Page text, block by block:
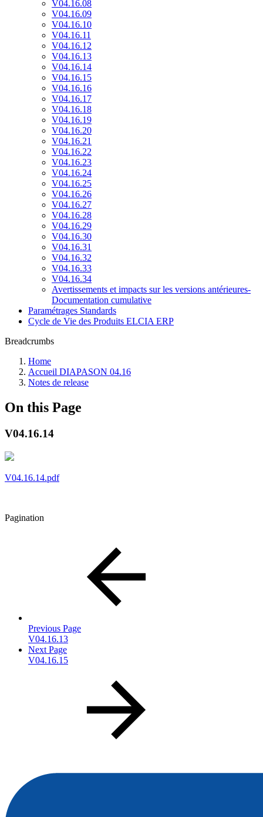
V04.16.08
V04.16.09
V04.16.10
V04.16.11
V04.16.12
V04.16.13
V04.16.14
V04.16.15
V04.16.16
V04.16.17
V04.16.18
V04.16.19
V04.16.20
V04.16.21
V04.16.22
V04.16.23
V04.16.24
V04.16.25
V04.16.26
V04.16.27
V04.16.28
V04.16.29
V04.16.30
V04.16.31
V04.16.32
V04.16.33
V04.16.34
Avertissements et impacts sur les versions antérieures-
Documentation cumulative
Paramétrages Standards
Cycle de Vie des Produits ELCIA ERP
Breadcrumbs
Home
Accueil DIAPASON 04.16
Notes de release
On this Page
V04.16.14
V04.16.14.pdf
Pagination
Previous Page
V04.16.13
Next Page
V04.16.15